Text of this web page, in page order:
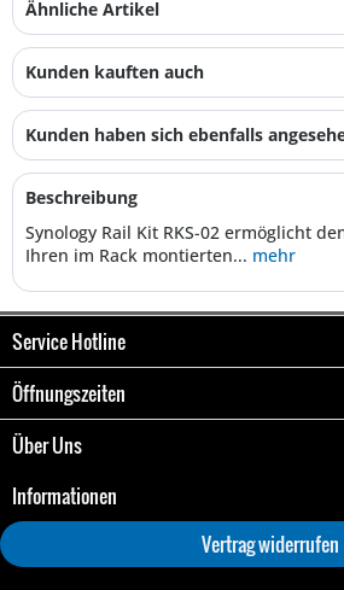
Ähnliche Artikel
Kunden kauften auch
Kunden haben sich ebenfalls
Beschreibung
Synology Rail Kit RKS-02 ermöglicht
Ihren im Rack montierten... mehr
Service Hotline
Öffnungszeiten
Über Uns
Informationen
Vertrag widerrufen